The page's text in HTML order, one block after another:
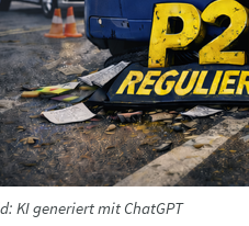
KI generiert mit ChatGPT